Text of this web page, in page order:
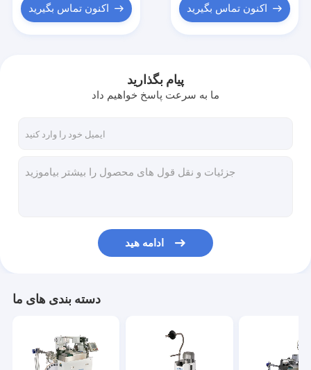
اکنون تماس بگیرید اکنون تماس بگیرید
پیام بگذارید
ما به سرعت پاسخ خواهیم داد
ادامه هید
دسته بندی های ما